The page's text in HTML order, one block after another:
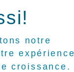
notre
croissance.